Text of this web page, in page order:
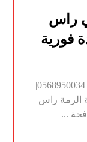
راس
الرمة راس
...